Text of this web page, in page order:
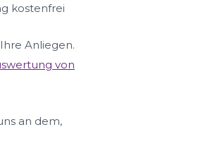
kostenfrei
Anliegen.
von
an dem,